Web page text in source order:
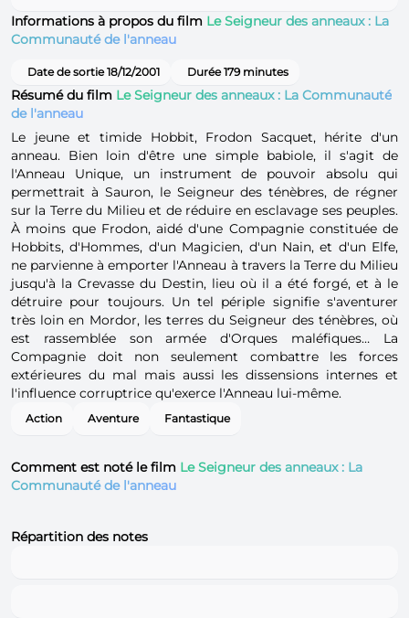
Informations à propos du film Le Seigneur des anneaux : La
Communauté de l'anneau
Date de sortie 18/12/2001 Durée 179 minutes
Résumé du film Le Seigneur des anneaux : La Communauté
de l'anneau
Le jeune et timide Hobbit, Frodon Sacquet, hérite d'un
anneau. Bien loin d'être une simple babiole, il s'agit de
l'Anneau Unique, un instrument de pouvoir absolu qui
permettrait à Sauron, le Seigneur des ténèbres, de régner
sur la Terre du Milieu et de réduire en esclavage ses peuples.
À moins que Frodon, aidé d'une Compagnie constituée de
Hobbits, d'Hommes, d'un Magicien, d'un Nain, et d'un Elfe,
ne parvienne à emporter l'Anneau à travers la Terre du Milieu
jusqu'à la Crevasse du Destin, lieu où il a été forgé, et à le
détruire pour toujours. Un tel périple signifie s'aventurer
très loin en Mordor, les terres du Seigneur des ténèbres, où
est rassemblée son armée d'Orques maléfiques… La
Compagnie doit non seulement combattre les forces
extérieures du mal mais aussi les dissensions internes et
l'influence corruptrice qu'exerce l'Anneau lui-même.
Action Aventure Fantastique
Comment est noté le film Le Seigneur des anneaux : La
Communauté de l'anneau
Répartition des notes